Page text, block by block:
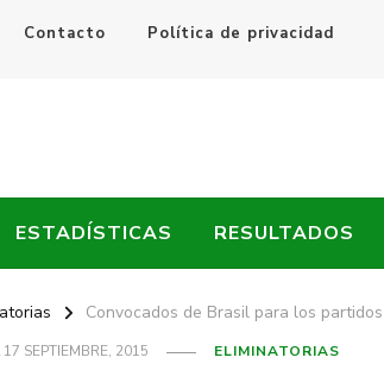
Contacto Política de privacidad
ESTADÍSTICAS RESULTADOS
Convocados de Brasil para los
17 SEPTIEMBRE, 2015 ELIMINATORIAS